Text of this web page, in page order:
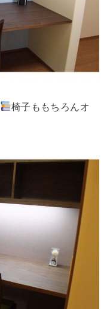
椅子ももちろんオ